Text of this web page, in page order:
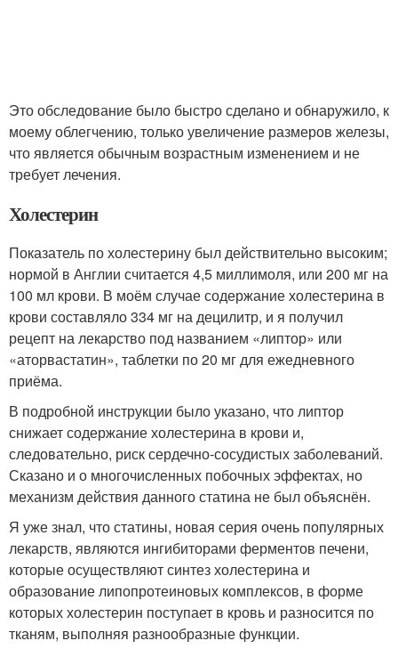
Это обследование было быстро сделано и обнаружило, к
моему облегчению, только увеличение размеров железы,
что является обычным возрастным изменением и не
требует лечения.
Холестерин
Показатель по холестерину был действительно высоким;
нормой в Англии считается 4,5 миллимоля, или 200 мг на
100 мл крови. В моём случае содержание холестерина в
крови составляло 334 мг на децилитр, и я получил
рецепт на лекарство под названием «липтор» или
«аторвастатин», таблетки по 20 мг для ежедневного
приёма.
В подробной инструкции было указано, что липтор
снижает содержание холестерина в крови и,
следовательно, риск сердечно-сосудистых заболеваний.
Сказано и о многочисленных побочных эффектах, но
механизм действия данного статина не был объяснён.
Я уже знал, что статины, новая серия очень популярных
лекарств, являются ингибиторами ферментов печени,
которые осуществляют синтез холестерина и
образование липопротеиновых комплексов, в форме
которых холестерин поступает в кровь и разносится по
тканям, выполняя разнообразные функции.